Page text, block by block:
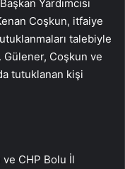
Yardımcısı
Coşkun, itfaiye
talebiyle
Coşkun ve
tutuklanan kişi
ve CHP Bolu İl